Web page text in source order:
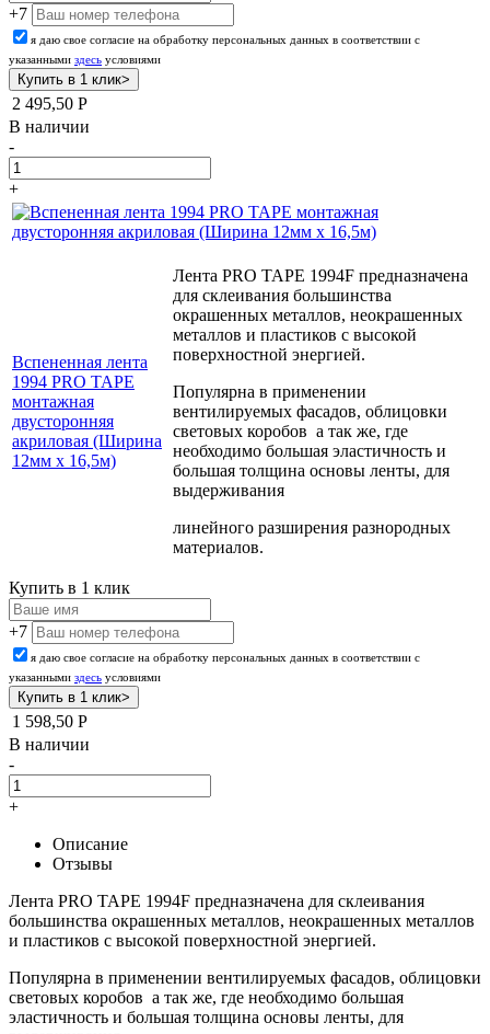
+7
я даю свое согласие на обработку персональных данных в соответствии с
указанными здесь условиями
2 495,50 Р
В наличии
-
+
Вспененная лента
1994 PRO TAPE
монтажная
двусторонняя
акриловая (Ширина
12мм х 16,5м)
Лента PRO TAPE 1994F предназначена
для склеивания большинства
окрашенных металлов, неокрашенных
металлов и пластиков с высокой
поверхностной энергией.
Популярна в применении
вентилируемых фасадов, облицовки
световых коробов а так же, где
необходимо большая эластичность и
большая толщина основы ленты, для
выдерживания
линейного разширения разнородных
материалов.
Купить в 1 клик
+7
я даю свое согласие на обработку персональных данных в соответствии с
указанными здесь условиями
1 598,50 Р
В наличии
-
+
Описание
Отзывы
Лента PRO TAPE 1994F предназначена для склеивания
большинства окрашенных металлов, неокрашенных металлов
и пластиков с высокой поверхностной энергией.
Популярна в применении вентилируемых фасадов, облицовки
световых коробов а так же, где необходимо большая
эластичность и большая толщина основы ленты, для